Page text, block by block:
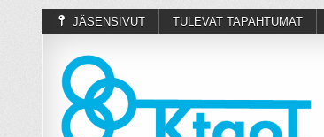
JÄSENSIVUT TULEVAT TAPAHTUMAT